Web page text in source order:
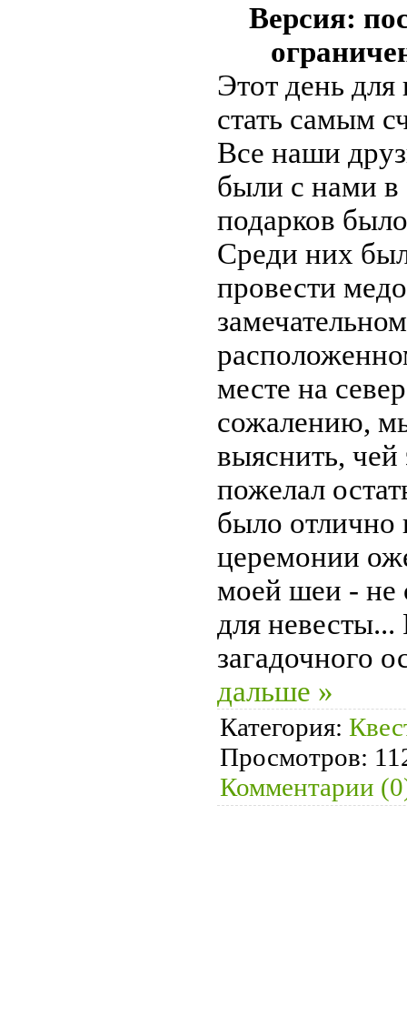
Версия:
Этот день
стать самым
Все наши
были с нами в
подарков
Среди них
провести
месте на
сожалению,
выяснить, чей
пожелал
было отлично
церемонии
моей шеи - не
для
загадочного
дальше »
Категория:
Просмотров:
Комментарии